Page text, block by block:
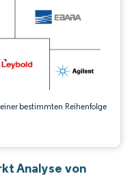
bestimmten Reihenfolge
Analyse von